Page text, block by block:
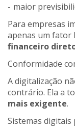
maior
Para empresas
apenas um fator
financeiro
Conformidade
A digitalização
contrário. Ela a
mais exigente.
Sistemas digitais